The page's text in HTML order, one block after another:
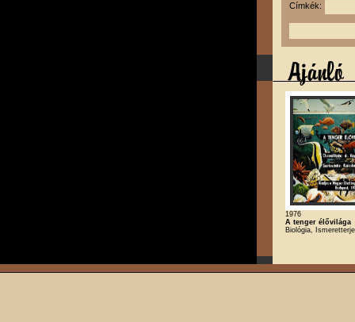
Címkék:
1976
A tenger élővilága
Biológia,